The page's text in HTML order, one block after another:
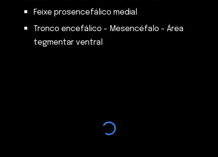
Feixe prosencefálico medial
Tronco encefálico - Mesencéfalo - Área
tegmentar ventral